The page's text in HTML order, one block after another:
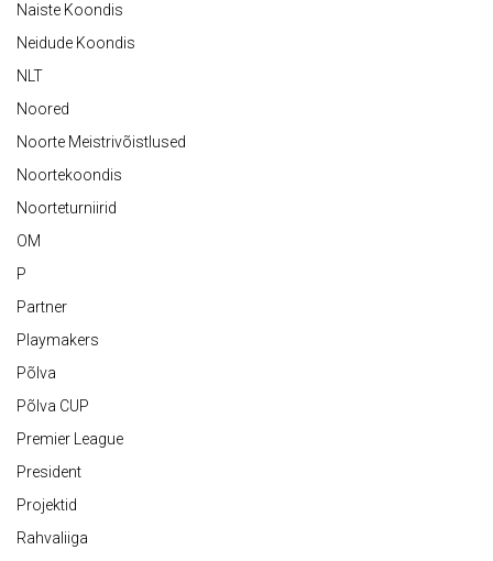
Naiste Koondis
Neidude Koondis
NLT
Noored
Noorte Meistrivõistlused
Noortekoondis
Noorteturniirid
OM
P
Partner
Playmakers
Põlva
Põlva CUP
Premier League
President
Projektid
Rahvaliiga